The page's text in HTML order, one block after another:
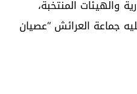
والهيئات المنتخبة،
جماعة العرائش “عصيان